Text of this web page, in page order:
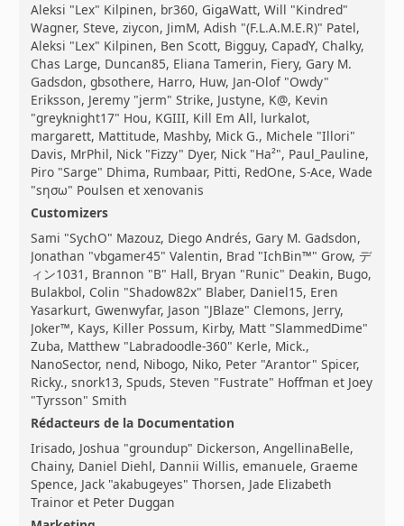
Aleksi "Lex" Kilpinen, br360, GigaWatt, Will "Kindred"
Wagner, Steve, ziycon, JimM, Adish "(F.L.A.M.E.R)" Patel,
Aleksi "Lex" Kilpinen, Ben Scott, Bigguy, CapadY, Chalky,
Chas Large, Duncan85, Eliana Tamerin, Fiery, Gary M.
Gadsdon, gbsothere, Harro, Huw, Jan-Olof "Owdy"
Eriksson, Jeremy "jerm" Strike, Justyne, K@, Kevin
"greyknight17" Hou, KGIII, Kill Em All, lurkalot,
margarett, Mattitude, Mashby, Mick G., Michele "Illori"
Davis, MrPhil, Nick "Fizzy" Dyer, Nick "Ha²", Paul_Pauline,
Piro "Sarge" Dhima, Rumbaar, Pitti, RedOne, S-Ace, Wade
"sησω" Poulsen et xenovanis
Customizers
Sami "SychO" Mazouz, Diego Andrés, Gary M. Gadsdon,
Jonathan "vbgamer45" Valentin, Brad "IchBin™" Grow, デ
ィン1031, Brannon "B" Hall, Bryan "Runic" Deakin, Bugo,
Bulakbol, Colin "Shadow82x" Blaber, Daniel15, Eren
Yasarkurt, Gwenwyfar, Jason "JBlaze" Clemons, Jerry,
Joker™, Kays, Killer Possum, Kirby, Matt "SlammedDime"
Zuba, Matthew "Labradoodle-360" Kerle, Mick.,
NanoSector, nend, Nibogo, Niko, Peter "Arantor" Spicer,
Ricky., snork13, Spuds, Steven "Fustrate" Hoffman et Joey
"Tyrsson" Smith
Rédacteurs de la Documentation
Irisado, Joshua "groundup" Dickerson, AngellinaBelle,
Chainy, Daniel Diehl, Dannii Willis, emanuele, Graeme
Spence, Jack "akabugeyes" Thorsen, Jade Elizabeth
Trainor et Peter Duggan